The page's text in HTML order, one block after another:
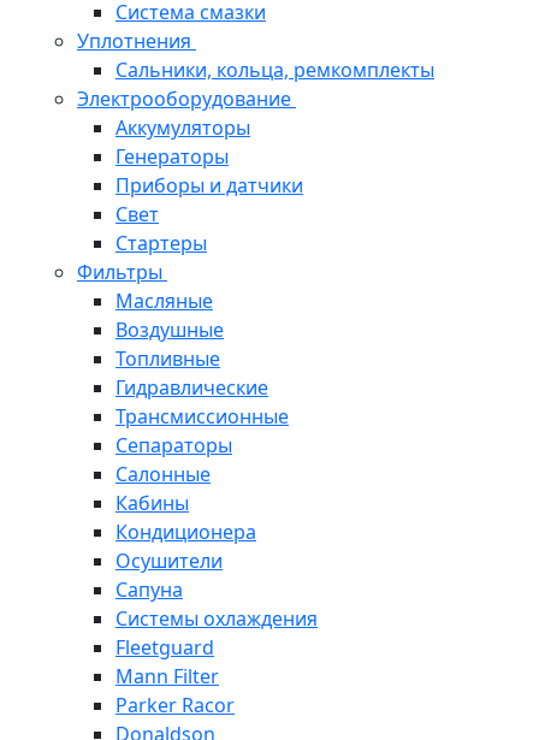
Система смазки
Уплотнения
Сальники, кольца, ремкомплекты
Электрооборудование
Аккумуляторы
Генераторы
Приборы и датчики
Свет
Стартеры
Фильтры
Масляные
Воздушные
Топливные
Гидравлические
Трансмиссионные
Сепараторы
Салонные
Кабины
Кондиционера
Осушители
Сапуна
Системы охлаждения
Fleetguard
Mann Filter
Parker Racor
Donaldson